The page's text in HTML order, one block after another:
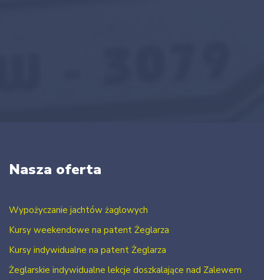
Nasza oferta
Wypożyczanie jachtów żaglowych
Kursy weekendowe na patent Żeglarza
Kursy indywidualne na patent Żeglarza
Żeglarskie indywidualne lekcje doszkalające nad Zalewem